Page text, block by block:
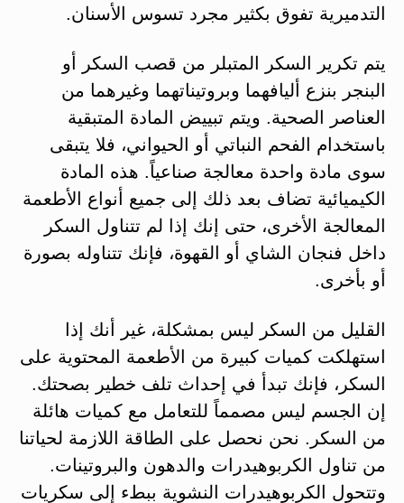
التدميرية تفوق بكثير مجرد تسوس الأسنان.
يتم تكرير السكر المتبلر من قصب السكر أو
البنجر بنزع أليافهما وبروتيناتهما وغيرهما من
العناصر الصحية. ويتم تبييض المادة المتبقية
باستخدام الفحم النباتي أو الحيواني، فلا يتبقى
سوى مادة واحدة معالجة صناعياً. هذه المادة
الكيميائية تضاف بعد ذلك إلى جميع أنواع الأطعمة
المعالجة الأخرى، حتى إنك إذا لم تتناول السكر
داخل فنجان الشاي أو القهوة، فإنك تتناوله بصورة
أو بأخرى.
القليل من السكر ليس بمشكلة، غير أنك إذا
استهلكت كميات كبيرة من الأطعمة المحتوية على
السكر، فإنك تبدأ في إحداث تلف خطير بصحتك.
إن الجسم ليس مصمماً للتعامل مع كميات هائلة
من السكر. نحن نحصل على الطاقة اللازمة لحياتنا
من تناول الكربوهيدرات والدهون والبروتينات.
وتتحول الكربوهيدرات النشوية ببطء إلى سكريات